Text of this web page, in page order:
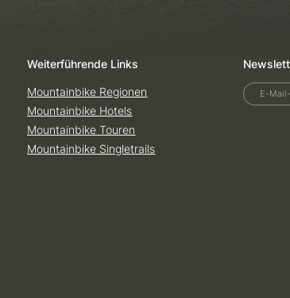
Weiterführende Links
Mountainbike Regionen
Mountainbike Hotels
Mountainbike Touren
Mountainbike Singletrails
E-